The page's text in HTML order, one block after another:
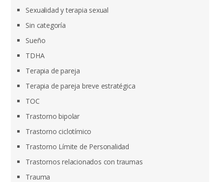
Sexualidad y terapia sexual
Sin categoría
Sueño
TDHA
Terapia de pareja
Terapia de pareja breve estratégica
TOC
Trastorno bipolar
Trastorno ciclotímico
Trastorno Límite de Personalidad
Trastornos relacionados con traumas
Trauma